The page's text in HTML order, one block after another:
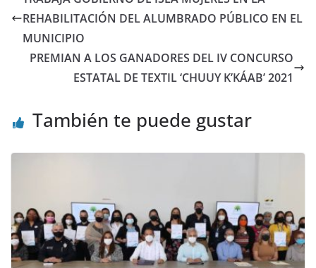
REHABILITACIÓN DEL ALUMBRADO PÚBLICO EN EL
MUNICIPIO
PREMIAN A LOS GANADORES DEL IV CONCURSO
ESTATAL DE TEXTIL ‘CHUUY K’KÁAB’ 2021
También te puede gustar